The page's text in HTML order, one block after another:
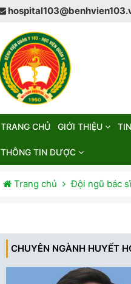
TRANG CHỦ GIỚI THIỆU
THÔNG TIN DƯỢC
Trang chủ Đội ngũ bác sĩ
CHUYÊN NGÀNH HUYẾT